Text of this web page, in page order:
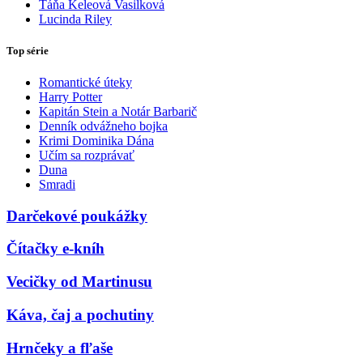
Táňa Keleová Vasilková
Lucinda Riley
Top série
Romantické úteky
Harry Potter
Kapitán Stein a Notár Barbarič
Denník odvážneho bojka
Krimi Dominika Dána
Učím sa rozprávať
Duna
Smradi
Darčekové poukážky
Čítačky e-kníh
Vecičky od Martinusu
Káva, čaj a pochutiny
Hrnčeky a fľaše